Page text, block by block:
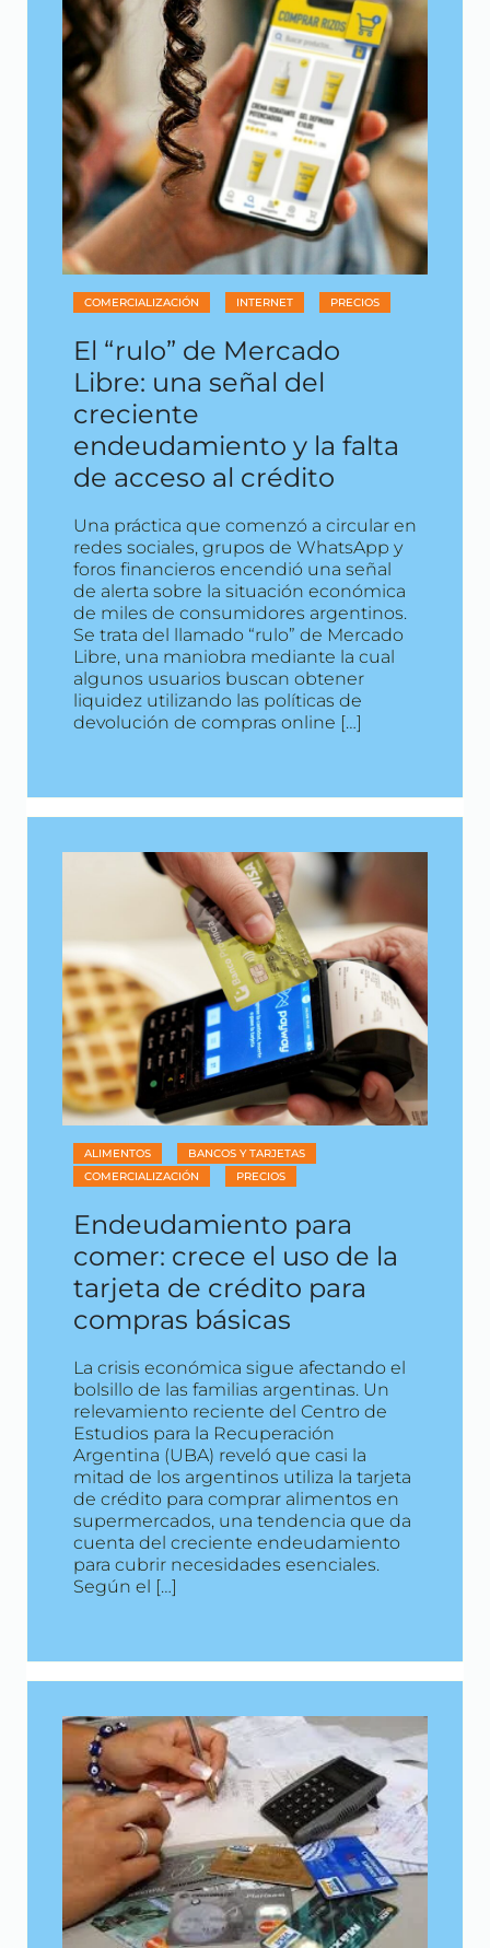
COMERCIALIZACIÓN INTERNET PRECIOS
El “rulo” de Mercado
Libre: una señal del
creciente
endeudamiento y la falta
de acceso al crédito
Una práctica que comenzó a circular en
redes sociales, grupos de WhatsApp y
foros financieros encendió una señal
de alerta sobre la situación económica
de miles de consumidores argentinos.
Se trata del llamado “rulo” de Mercado
Libre, una maniobra mediante la cual
algunos usuarios buscan obtener
liquidez utilizando las políticas de
devolución de compras online […]
ALIMENTOS
BANCOS Y TARJETAS
COMERCIALIZACIÓN
PRECIOS
Endeudamiento para
comer: crece el uso de la
tarjeta de crédito para
compras básicas
La crisis económica sigue afectando el
bolsillo de las familias argentinas. Un
relevamiento reciente del Centro de
Estudios para la Recuperación
Argentina (UBA) reveló que casi la
mitad de los argentinos utiliza la tarjeta
de crédito para comprar alimentos en
supermercados, una tendencia que da
cuenta del creciente endeudamiento
para cubrir necesidades esenciales.
Según el […]